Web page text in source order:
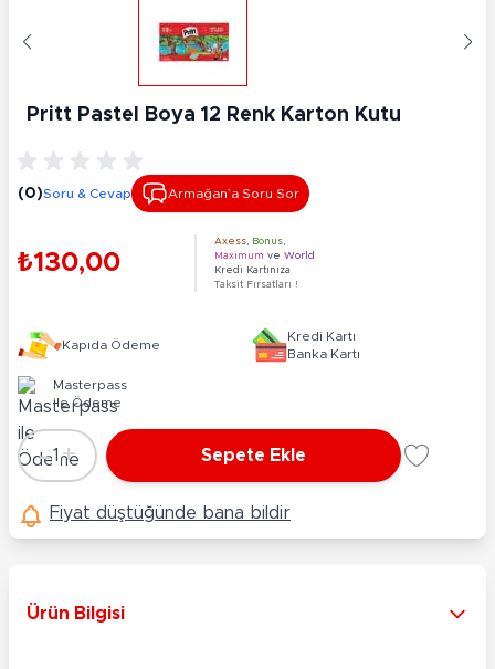
Pritt Pastel Boya 12 Renk Karton Kutu
(0)Soru & Cevap Armağan’a Soru Sor
₺130,00
Axess Bonus
Maximum ve World
Kredi Kartınıza
Taksit Fırsatları !
Kapıda Ödeme
Kredi Kartı
Banka Kartı
Masterpass
ile Ödeme
Adet
-1 + Sepete Ekle
Fiyat düştüğünde bana bildir
Ürün Bilgisi